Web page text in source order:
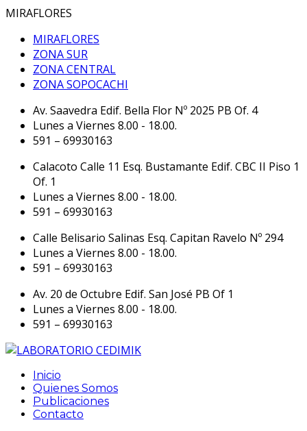
MIRAFLORES
MIRAFLORES
ZONA SUR
ZONA CENTRAL
ZONA SOPOCACHI
Av. Saavedra Edif. Bella Flor Nº 2025 PB Of. 4
Lunes a Viernes 8.00 - 18.00.
591 – 69930163
Calacoto Calle 11 Esq. Bustamante Edif. CBC II Piso 1
Of. 1
Lunes a Viernes 8.00 - 18.00.
591 – 69930163
Calle Belisario Salinas Esq. Capitan Ravelo Nº 294
Lunes a Viernes 8.00 - 18.00.
591 – 69930163
Av. 20 de Octubre Edif. San José PB Of 1
Lunes a Viernes 8.00 - 18.00.
591 – 69930163
Inicio
Quienes Somos
Publicaciones
Contacto